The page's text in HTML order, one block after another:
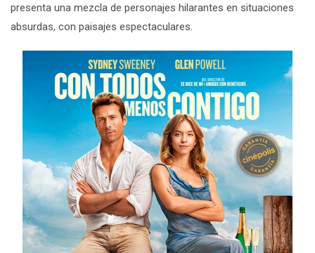
presenta una mezcla de personajes hilarantes en situaciones
absurdas, con paisajes espectaculares.